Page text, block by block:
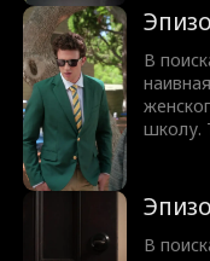
парень
Но
ведь
что
В
школу.
парень
В